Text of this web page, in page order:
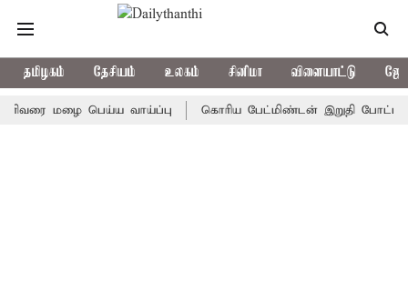
தமிழகம் தேசியம் உலகம் சினிமா விளையாட்டு
மழை பெய்ய வாய்ப்பு கொரிய பேட்மிண்டன் இறுதி போட்டி;